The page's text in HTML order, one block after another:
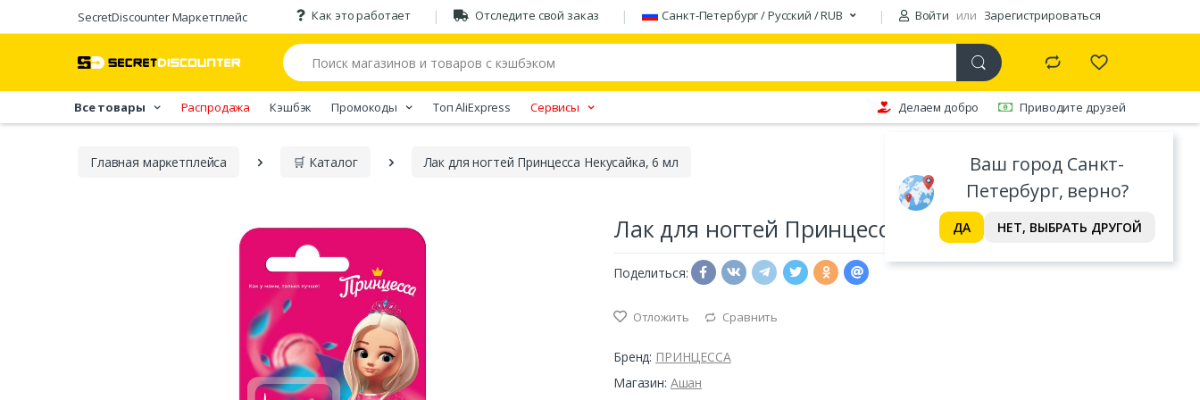
SecretDiscounter Маркетплейс Как это работает Отследите свой заказ Санкт-Петербург / Русский / RUB Войти или Зарегистрироваться
Ваш город Санкт-
Петербург, верно?
ДА НЕТ, ВЫБРАТЬ ДРУГОЙ
Все товары Распродажа Кэшбэк Промокоды Tоп AliExpress Сервисы Делаем добро Приводите друзей
Главная марĸетплейса 🛒 Каталог Лак для ногтей Принцесса Некусайка, 6 мл
Лак для ногтей Принцесса Некусайка, 6 мл
Поделиться:
Отложить Сравнить
Бренд: ПРИНЦЕССА
Магазин: Ашан